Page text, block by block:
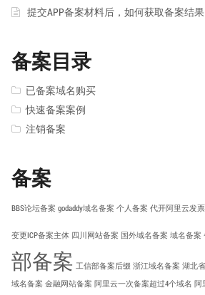
提交APP备案材料后，如何获取备案结果
备案目录
已备案域名购买
快速备案案例
注销备案
备案
BBS论坛备案 godaddy域名备案 个人备案 代开阿里云发票
变更ICP备案主体 四川网站备案 国外域名备案 域名备案
部备案 工信部备案后缀 浙江域名备案 湖北
域名备案 金融网站备案 阿里云一次备案超过4个域名 阿